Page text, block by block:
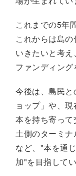
これまでの5年
これからは島
いきたいと考
ファンディング
今後は、島民
ョップ」や、
本を持ち寄っ
土側のターミ
など、"本を通
加"を目指して